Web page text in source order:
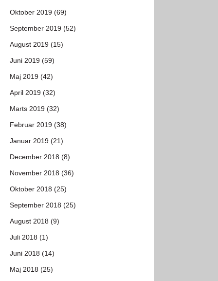
Oktober 2019 (69)
September 2019 (52)
August 2019 (15)
Juni 2019 (59)
Maj 2019 (42)
April 2019 (32)
Marts 2019 (32)
Februar 2019 (38)
Januar 2019 (21)
December 2018 (8)
November 2018 (36)
Oktober 2018 (25)
September 2018 (25)
August 2018 (9)
Juli 2018 (1)
Juni 2018 (14)
Maj 2018 (25)